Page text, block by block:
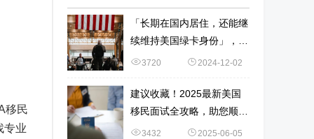
移民
专业
「长期在国内居住，还能继
续维持美国绿卡身份」，如
何办到？
3720 2024-12-02
建议收藏！2025最新美国
移民面试全攻略，助您顺利
通关~
3432 2025-06-05